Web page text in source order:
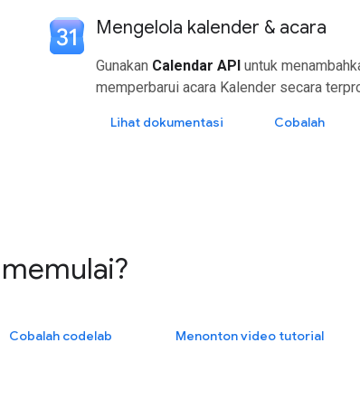
Mengelola kalender & acara
Gunakan Calendar API untuk
memperbarui acara Kalender secara
Lihat dokumentasi Cobalah
Cobalah codelab Menonton video tutorial